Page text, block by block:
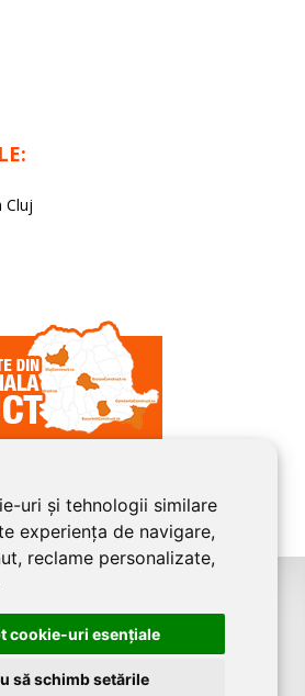
uri și tehnologii similare
experiența de navigare,
reclame personalizate,
cookie-uri esenţiale
să schimb setările
Cluj
un serviciu de promovare online pentru
deLIVE COMMUNICATIONS SRL